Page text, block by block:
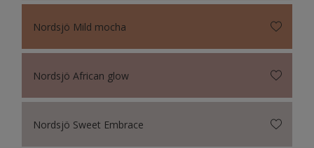
Nordsjö Mild mocha
Nordsjö African glow
Nordsjö Sweet Embrace